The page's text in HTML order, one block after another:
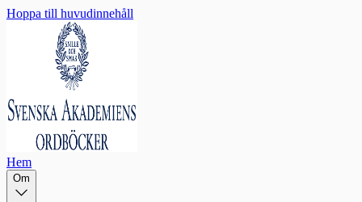
Hoppa till huvudinnehåll
Hem
Om